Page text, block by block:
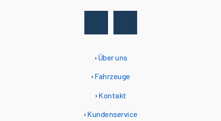
› Über uns
› Fahrzeuge
› Kontakt
› Kundenservice